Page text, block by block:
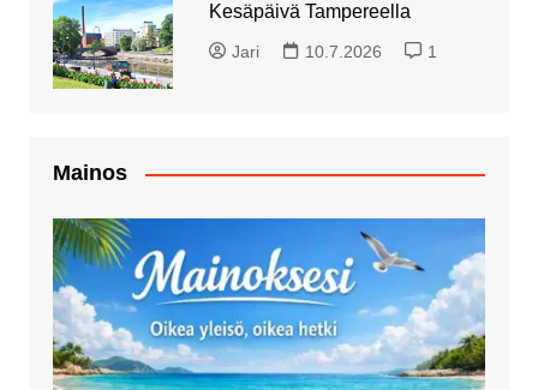
Kesäpäivä Tampereella
Jari 10.7.2026 1
Mainos